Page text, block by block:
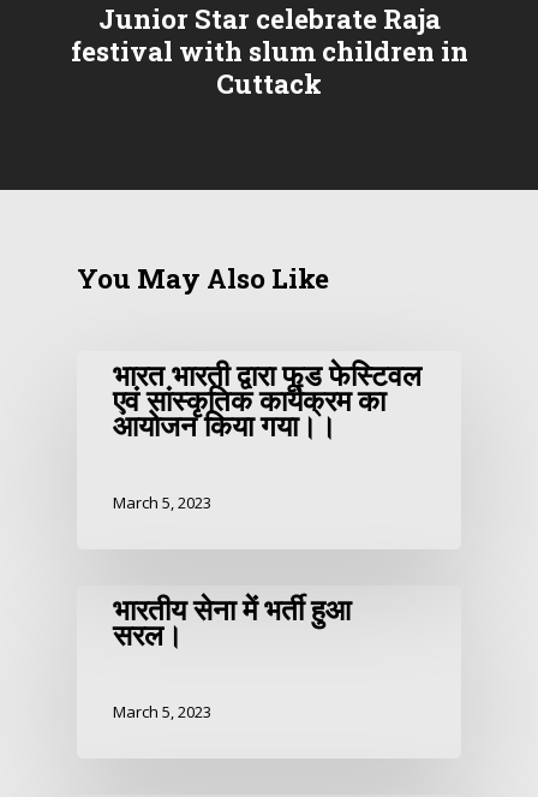
Junior Star celebrate Raja
festival with slum children in
Cuttack
You May Also Like
भारत भारती द्वारा फूड फेस्टिवल
एवं सांस्कृतिक कार्यक्रम का
आयोजन किया गया।।
March 5, 2023
भारतीय सेना में भर्ती हुआ
सरल।
March 5, 2023